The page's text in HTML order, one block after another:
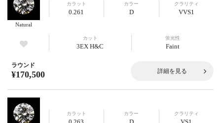
Natural
カラット
0.261
カラー
D
クラリティ
VVS1
カット
3EX H&C
蛍光性
Faint
ラウンド
¥170,500 詳細を見る
カラット カラー クラリティ